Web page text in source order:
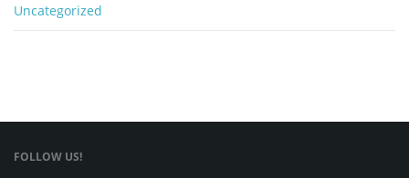
Uncategorized
FOLLOW US!